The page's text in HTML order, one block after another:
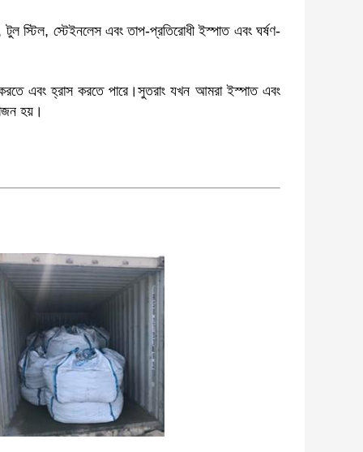
টুল স্টিল, স্টেইনলেস এবং তাপ-প্রতিরোধী ইস্পাত এবং ঘর্ষণ-
করতে এবং হ্রাস করতে পারে।সুতরাং যখন আমরা ইস্পাত এবং
হয়।